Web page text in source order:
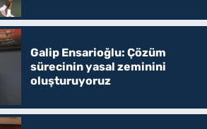
Galip Ensarioğlu: Çözüm
sürecinin yasal zeminini
oluşturuyoruz